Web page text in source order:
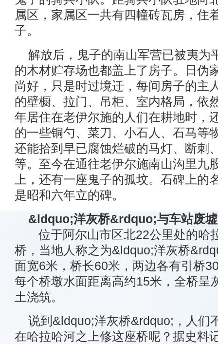
属区，家属区一共有四幢砖瓦房，住
子。
解放后，鬼子的南山军营已被夷为
的木材贮存场也都盖上了房子。日伪
尚好，只是时过境迁，每间房子的主
的壁橱、拉门、吊柜、室内格局，依
年居住在老伊尔施的人们在耕地时，
的一些铜勺、菜刀、小石人、石马等
还能拾到早已腐蚀烂破的马灯、断刺
等。至今在通往老伊尔施南山沟里九
上，还有一座鬼子的孤坟。石碑上的
是昭和六年立的碑。
&ldquo;洋灰桥&rdquo;与车站废墟
位于阿尔山市区北22公里处的哈
桥，当地人称之为&ldquo;洋灰桥
面宽6米，桥长60米，两边各有引桥
每个桥墩水面距离高约15米，全桥呈
土浇筑。
说到&ldquo;洋灰桥&rdquo;，人们
在哈拉哈河之上修这座桥呢？据史料